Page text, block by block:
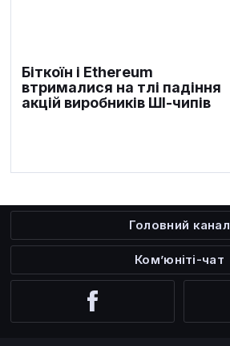
Біткоїн і Ethereum
втрималися на тлі падіння
акцій виробників ШІ-чипів
Головний канал
Ком’юніті-чат